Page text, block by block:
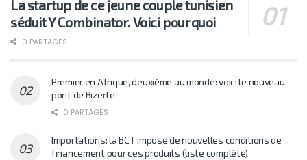
La startup de ce jeune couple tunisien
séduit Y Combinator. Voici pourquoi
0 PARTAGES
Premier en Afrique, deuxième au monde: voici le nouveau
pont de Bizerte
0 PARTAGES
Importations: la BCT impose de nouvelles conditions de
financement pour ces produits (liste complète)